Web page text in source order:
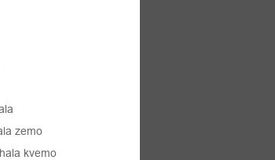
zemo
kvemo